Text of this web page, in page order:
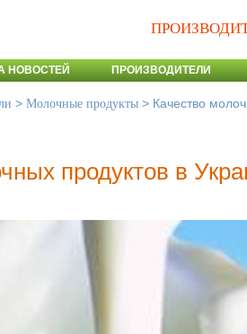
НОВОСТЕЙ ПРОИЗВОДИТЕЛИ
> Молочные продукты > Качество
продуктов в